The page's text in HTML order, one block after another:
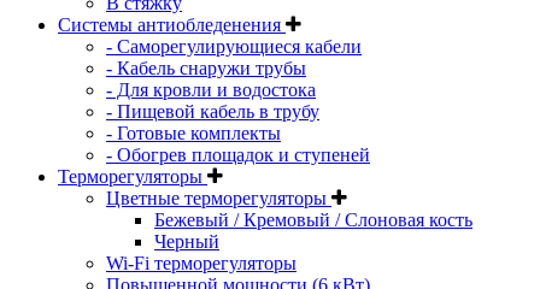
Системы антиобледенения
- Саморегулирующиеся кабели
- Кабель снаружи трубы
- Для кровли и водостока
- Пищевой кабель в трубу
- Готовые комплекты
- Обогрев площадок и ступеней
Терморегуляторы
Цветные терморегуляторы
Бежевый / Кремовый / Слоновая кость
Черный
Wi-Fi терморегуляторы
Повышенной мощности (6 кВт)